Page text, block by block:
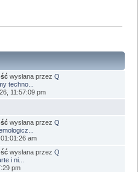
wysłana przezQ
techno...
11:57:09 pm
wysłana przezQ
am
wysłana przezQ
i ni...
pm